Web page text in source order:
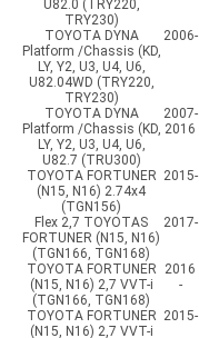
U82.0 (TRY220,
TRY230)
TOYOTA DYNA
Platform /Chassis (KD,
LY, Y2, U3, U4, U6,
U82.04WD (TRY220,
TRY230)
2006-
TOYOTA DYNA
Platform /Chassis (KD,
LY, Y2, U3, U4, U6,
U82.7 (TRU300)
2007-
2016
TOYOTA FORTUNER
(N15, N16) 2.74x4
(TGN156)
2015-
Flex 2,7 TOYOTAS
FORTUNER (N15, N16)
(TGN166, TGN168)
2017-
TOYOTA FORTUNER
(N15, N16) 2,7 VVT-i
(TGN166, TGN168)
2016
-
TOYOTA FORTUNER
(N15, N16) 2,7 VVT-i
2015-